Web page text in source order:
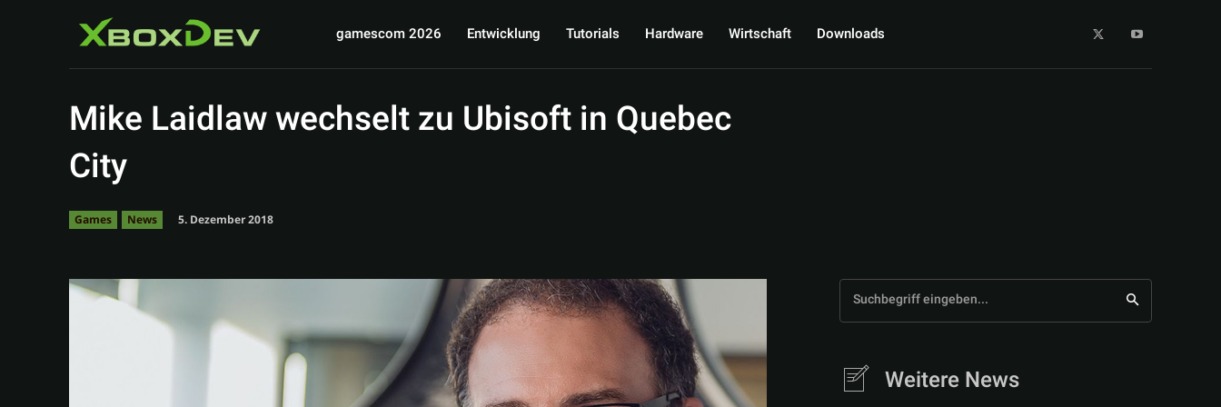
gamescom 2026 Entwicklung Tutorials Hardware Wirtschaft Downloads
Mike Laidlaw wechselt zu Ubisoft in Quebec
City
Games News 5. Dezember 2018
Suchbegriff eingeben...
Weitere News